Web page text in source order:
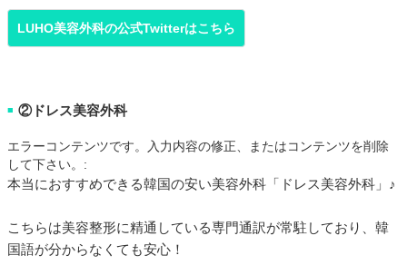
LUHO美容外科の公式Twitterはこちら
■ ②ドレス美容外科
エラーコンテンツです。入力内容の修正、またはコンテンツを削除
して下さい。:
本当におすすめできる韓国の安い美容外科「ドレス美容外科」♪
こちらは美容整形に精通している専門通訳が常駐しており、韓
国語が分からなくても安心！